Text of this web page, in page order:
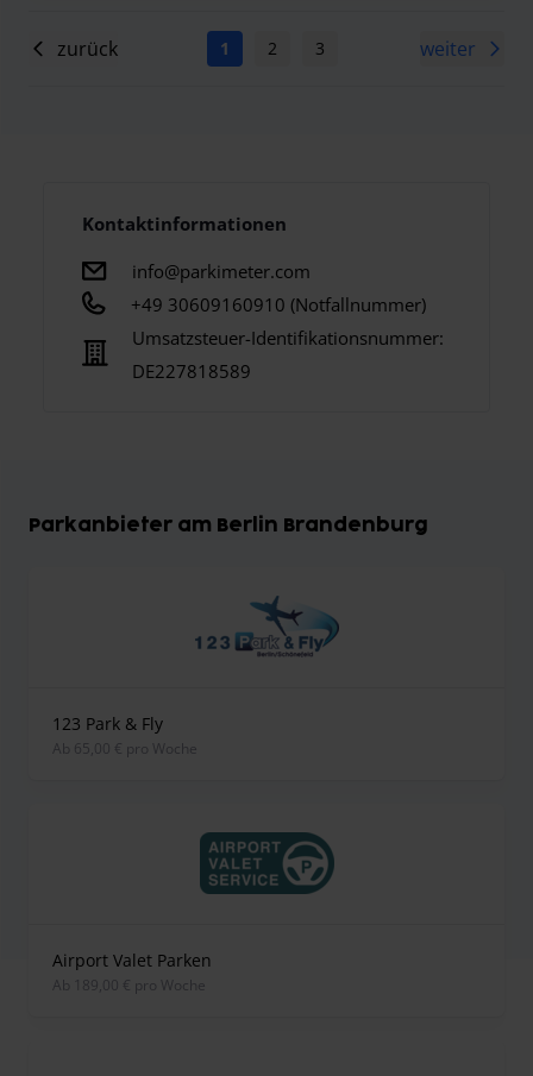
zurück 1 2 3 6
weiter
Kontaktinformationen
info@parkimeter.com
+49 30609160910 (Notfallnummer)
Umsatzsteuer-Identifikationsnummer:
DE227818589
Parkanbieter am Berlin Brandenburg
123 Park & Fly
ab 65,00 € pro Woche
Airport Valet Parken
ab 189,00 € pro Woche